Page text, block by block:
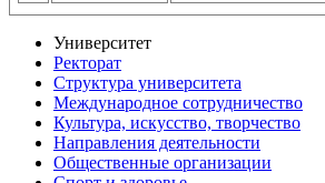
Университет
Ректорат
Структура университета
Международное сотрудничество
Культура, искусство, творчество
Направления деятельности
Общественные организации